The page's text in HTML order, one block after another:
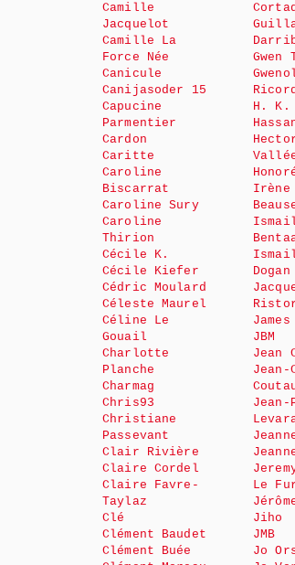
Camille
Jacquelot
Camille La
Force Née
Canicule
Canijasoder 15
Capucine
Parmentier
Cardon
Caritte
Caroline
Biscarrat
Caroline Sury
Caroline
Thirion
Cécile K.
Cécile Kiefer
Cédric Moulard
Céleste Maurel
Céline Le
Gouail
Charlotte
Planche
Charmag
Chris93
Christiane
Passevant
Clair Rivière
Claire Cordel
Claire Favre-
Taylaz
Clé
Clément Baudet
Clément Buée
Gwen
H. K.
Irène
Dogan
JBM
Jean
Jean-
Le
Jiho
JMB
Jo